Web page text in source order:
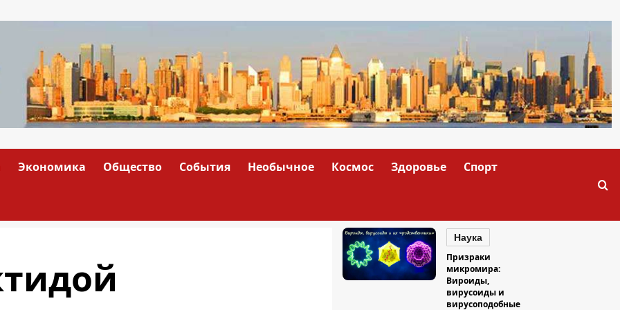
Экономика Общество События Необычное Космос Здоровье Спорт
Наука
Призраки
микромира:
Вироиды,
вирусоиды и
вирусоподобные